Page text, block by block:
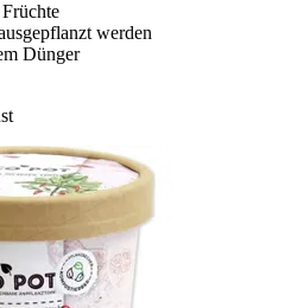
werden
Dünger